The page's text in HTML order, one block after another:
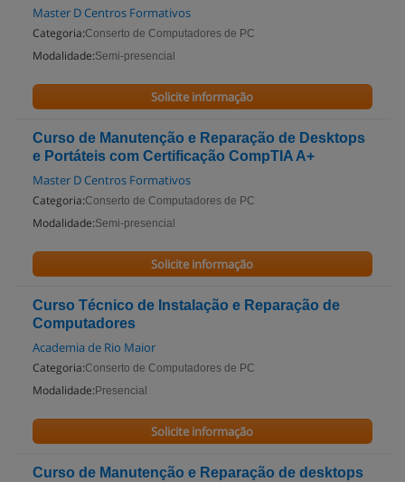
Master D Centros Formativos
Categoria:Conserto de Computadores de PC
Modalidade:Semi-presencial
Solicite informação
Curso de Manutenção e Reparação de Desktops
e Portáteis com Certificação CompTIA A+
Master D Centros Formativos
Categoria:Conserto de Computadores de PC
Modalidade:Semi-presencial
Solicite informação
Curso Técnico de Instalação e Reparação de
Computadores
Academia de Rio Maior
Categoria:Conserto de Computadores de PC
Modalidade: Presencial
Solicite informação
Curso de Manutenção e Reparação de desktops